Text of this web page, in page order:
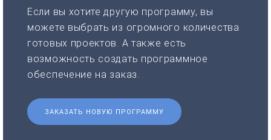
Если вы хотите другую программу, вы
можете выбрать из огромного количества
готовых проектов. А также есть
возможность создать программное
обеспечение на заказ.
ЗАКАЗАТЬ НОВУЮ ПРОГРАММУ